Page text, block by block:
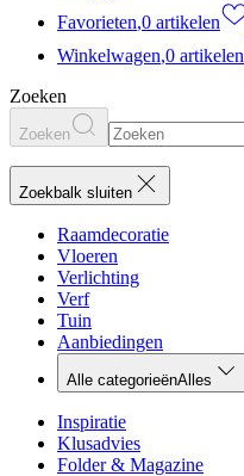
Favorieten,0 artikelen
Winkelwagen,0 artikelen
Zoeken
Zoeken
Zoekbalk sluiten
Raamdecoratie
Vloeren
Verlichting
Verf
Tuin
Aanbiedingen
Alle categorieënAlles
Inspiratie
Klusadvies
Folder & Magazine